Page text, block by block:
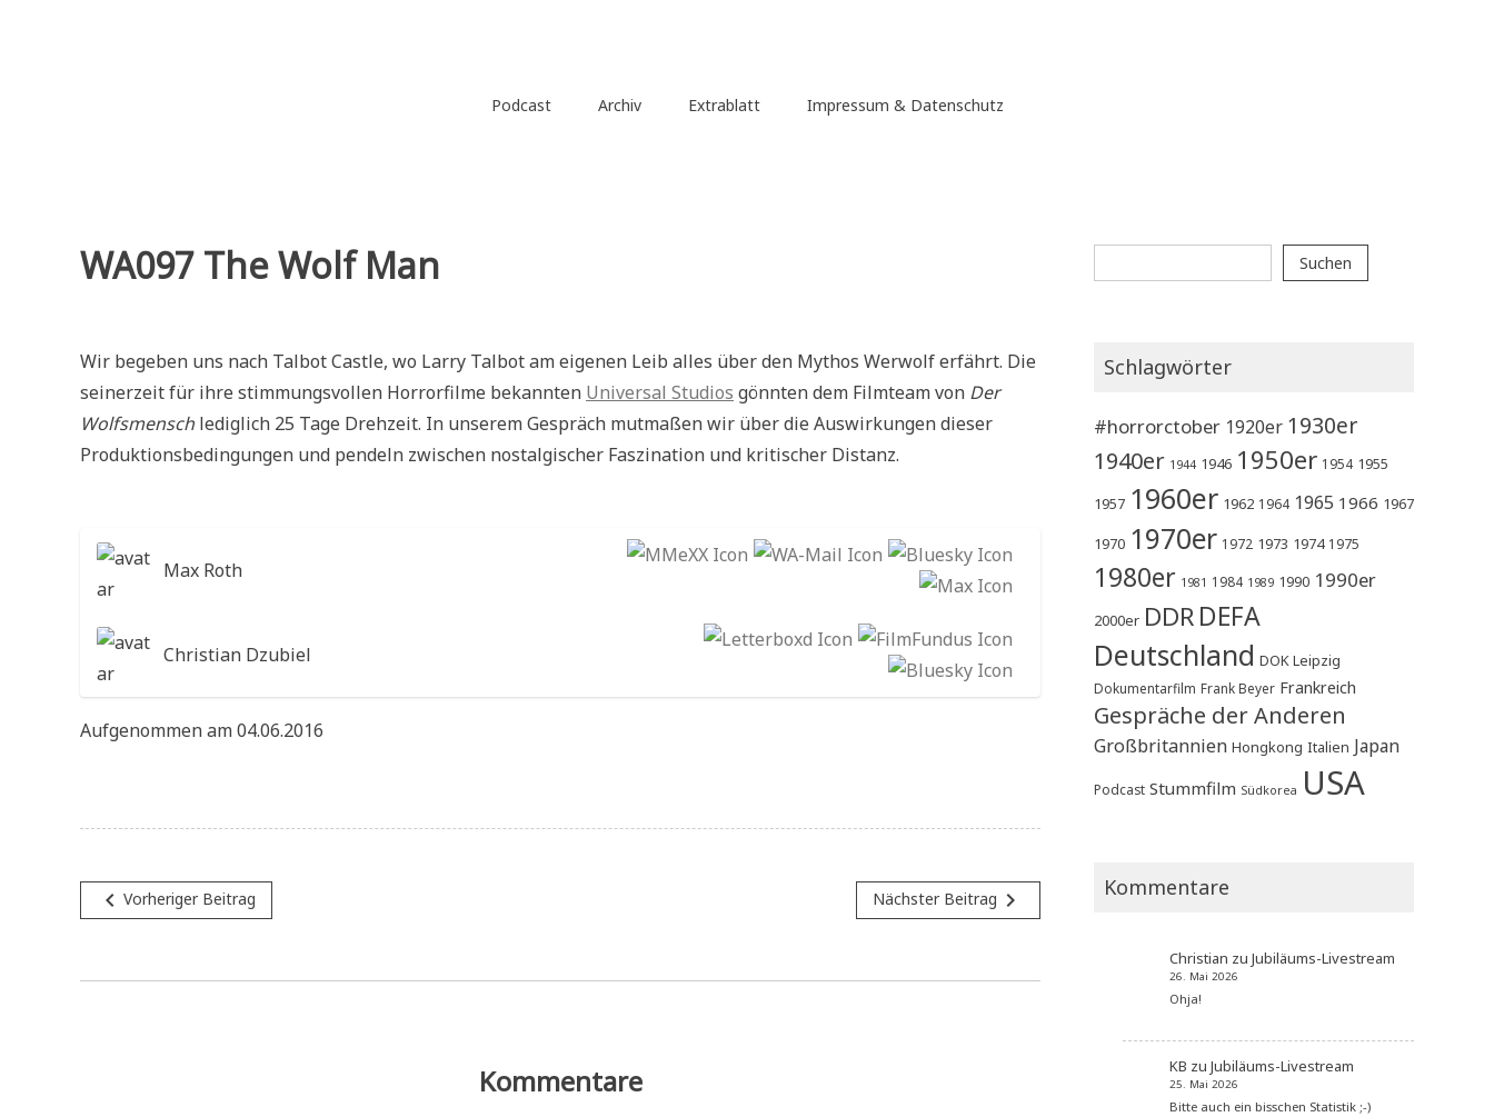
Podcast
Archiv Extrablatt Impressum & Datenschutz
WA097 The Wolf Man
Wir begeben uns nach Talbot Castle, wo Larry Talbot am eigenen Leib alles über den Mythos Werwolf erfährt. Die
seinerzeit für ihre stimmungsvollen Horrorfilme bekannten Universal Studios gönnten dem Filmteam von Der
Wolfsmensch lediglich 25 Tage Drehzeit. In unserem Gespräch mutmaßen wir über die Auswirkungen dieser
Produktionsbedingungen und pendeln zwischen nostalgischer Faszination und kritischer Distanz.
Max Roth
Christian Dzubiel
Aufgenommen am 04.06.2016
Beitragsnavigation
navigate_before Vorheriger Beitrag Nächster Beitrag navigate_next
Kommentare
Suchen
Suchen
Schlagwörter
#horrorctober 1920er 1930er
1940er 1944 1946 1950er 1954 1955
1957 1960er 1962 1964 1965 1966 1967
1970 1970er 1972 1973 1974 1975
1980er 1981 1984 1989 1990 1990er
2000er DDR DEFA
Deutschland DOK Leipzig
Dokumentarfilm Frank Beyer Frankreich
Gespräche der Anderen
Großbritannien Hongkong Italien Japan
Podcast Stummfilm Südkorea USA
Kommentare
Christian zuJubiläums-Livestream
26. Mai 2026
Ohja!
KB zuJubiläums-Livestream
25. Mai 2026
Bitte auch ein bisschen Statistik ;-)